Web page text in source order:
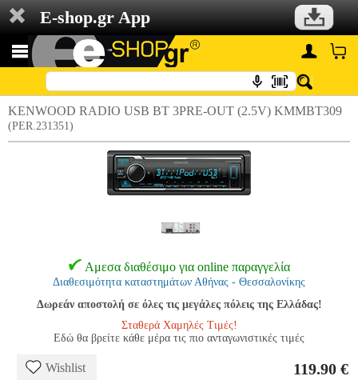
E-shop.gr App
KENWOOD RADIO USB BT 3PRE-OUT (2.5V) KMMBT309
(PER.231351)
Αμεσα διαθέσιμο για online παραγγελία
Διαθεσιμότητα καταστημάτων Αθήνας - Θεσσαλονίκης
Δωρεάν αποστολή σε όλες τις μεγάλες πόλεις της Ελλάδας!
Σταθερά Χαμηλές Τιμές!
Εδώ θα βρείτε κάθε μέρα τις πιο ανταγωνιστικές τιμές
Wishlist 119.90 €